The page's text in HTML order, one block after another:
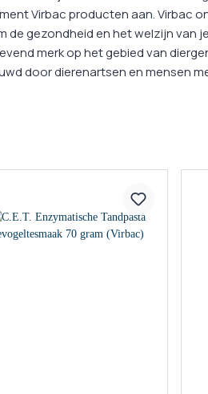
Virbac producten aan. Virbac
gezondheid en het welzijn van
merk op het gebied van
door dierenartsen en mensen